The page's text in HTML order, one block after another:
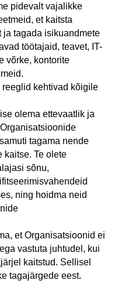
pidevalt vajalikke
et kaitsta
tagada isikuandmete
töötajaid, teavet, IT-
võrke, kontorite
kehtivad kõigile
olema ettevaatlik ja
tagama nende
kaitse. Te olete
sõnu,
ning hoidma neid
et Organisatsioonid ei
vastuta juhtudel, kui
kaitstud. Sellisel
tagajärgede eest.